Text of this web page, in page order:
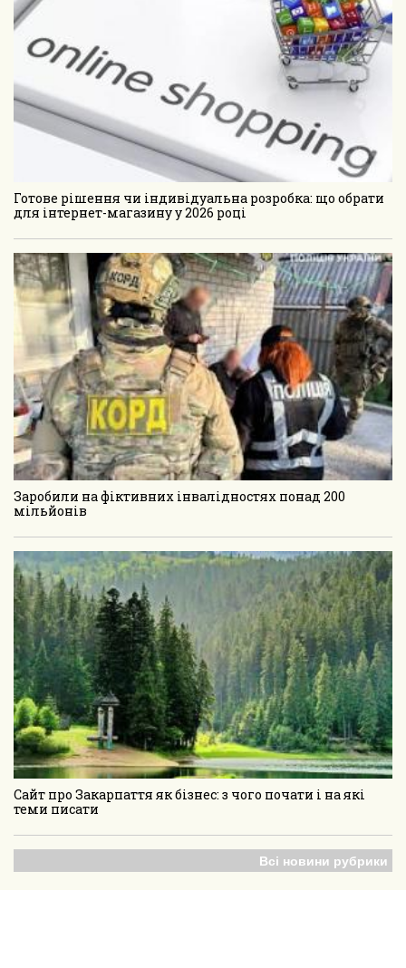
Готове рішення чи індивідуальна розробка: що обрати
для інтернет-магазину у 2026 році
Заробили на фіктивних інвалідностях понад 200
мільйонів
Сайт про Закарпаття як бізнес: з чого почати і на які
теми писати
Всі новини рубрики